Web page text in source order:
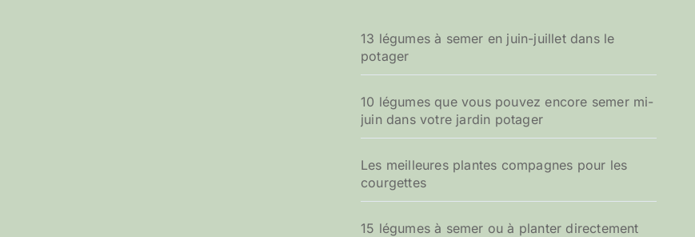
13 légumes à semer en juin-juillet dans le
potager
10 légumes que vous pouvez encore semer mi-
juin dans votre jardin potager
Les meilleures plantes compagnes pour les
courgettes
15 légumes à semer ou à planter directement